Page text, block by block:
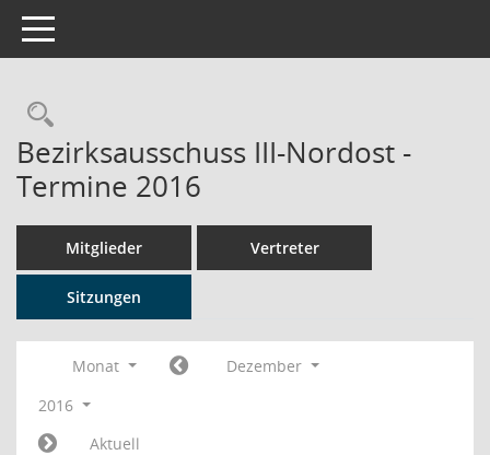
Toggle navigation
Rechercheauswahl
Bezirksausschuss III-Nordost -
Termine 2016
Mitglieder Vertreter
Sitzungen
Monat
Dezember
2016
Aktuell